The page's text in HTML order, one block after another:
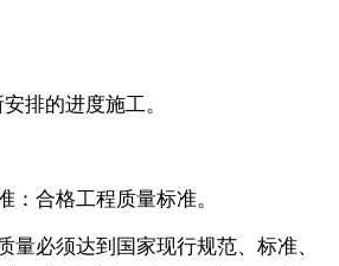
排的进度施工。
：合格工程质量标准。
量必须达到国家现行规范、标准、